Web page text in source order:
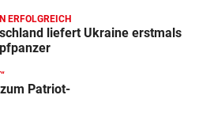
ERFOLGREICH
liefert Ukraine erstmals
Patriot-